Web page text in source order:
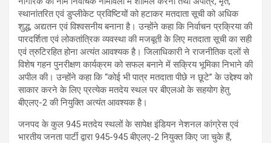
स्थानांतरित एवं डुप्लीकेट प्रविष्टियों को हटाकर मतदाता सूची को अधिक
शुद्ध, अद्यतन एवं विश्वसनीय बनाना है। उन्होंने कहा कि निर्वाचन प्रक्रिया की
पारदर्शिता एवं लोकतांत्रिक व्यवस्था की मजबूती के लिए मतदाता सूची का सही
एवं त्रुटिरहित होना अत्यंत आवश्यक है। जिलाधिकारी ने राजनीतिक दलों से
विशेष गहन पुनरीक्षण कार्यक्रम को सफल बनाने में सक्रिय भूमिका निभाने की
अपील की। उन्होंने कहा कि “कोई भी पात्र मतदाता पीछे न छूटे” के उद्देश्य को
साकार करने के लिए प्रत्येक मतदेय स्थल पर बीएलओ के सहयोग हेतु
बीएलए-2 की नियुक्ति अत्यंत आवश्यक है।
जनपद के कुल 945 मतदेय स्थलों के सापेक्ष इंडियन नेशनल कांग्रेस एवं
भारतीय जनता पार्टी द्वारा 945-945 बीएलए-2 नियुक्त किए जा चुके हैं,